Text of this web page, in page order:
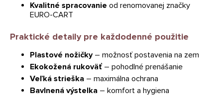
Kvalitné spracovanie od renomovanej značky
EURO-CART
Praktické detaily pre každodenné použitie
Plastové nožičky – možnosť postavenia na zem
Ekokožená rukoväť – pohodlné prenášanie
Veľká strieška – maximálna ochrana
Bavlnená výstelka – komfort a hygiena